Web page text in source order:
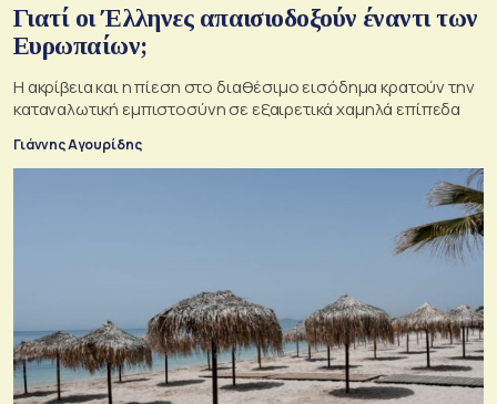
Γιατί οι Έλληνες απαισιοδοξούν έναντι των
Ευρωπαίων;
Η ακρίβεια και η πίεση στο διαθέσιμο εισόδημα κρατούν την
καταναλωτική εμπιστοσύνη σε εξαιρετικά χαμηλά επίπεδα
Γιάννης Αγουρίδης